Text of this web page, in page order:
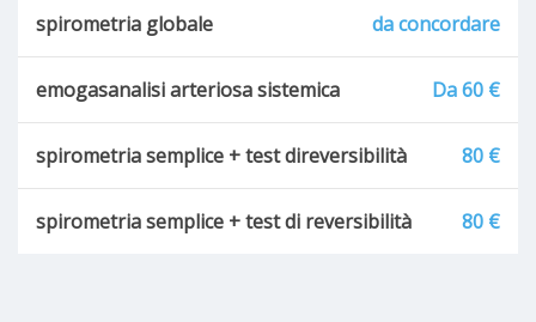
spirometria globale da concordare
emogasanalisi arteriosa sistemica Da 60 €
spirometria semplice + test direversibilità 80 €
spirometria semplice + test di reversibilità 80 €